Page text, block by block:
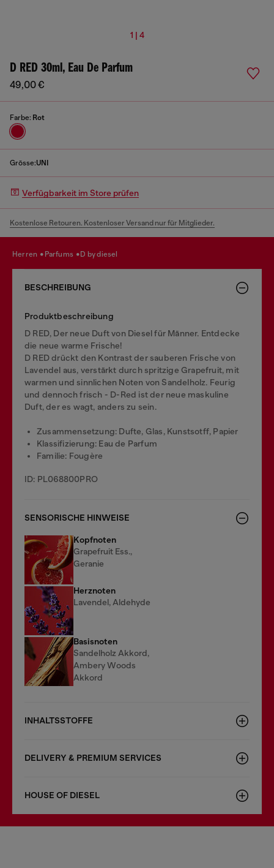
1 | 4
D RED 30ml, Eau De Parfum
49,00 €
Farbe: Rot
Grösse:UNI
Verfügbarkeit im Store prüfen
Kostenlose Retouren. Kostenloser Versand nur für Mitglieder.
herren parfums d by diesel
BESCHREIBUNG
Produktbeschreibung
D RED, Der neue Duft von Diesel für Männer. Entdecke
die neue warme Frische!
D RED drückt den Kontrast der sauberen Frische von
Lavendel aus, verstärkt durch spritzige Grapefruit, mit
warmen und sinnlichen Noten von Sandelholz. Feurig
und dennoch frisch - D-Red ist der neue maskuline
Duft, der es wagt, anders zu sein.
Zusammensetzung: Dufte, Glas, Kunstsotff, Papier
Klassifizierung: Eau de Parfum
Familie: Fougère
ID: PL068800PRO
SENSORISCHE HINWEISE
Kopfnoten
Grapefruit Ess.,
Geranie
Herznoten
Lavendel, Aldehyde
Basisnoten
Sandelholz Akkord,
Ambery Woods
Akkord
INHALTSSTOFFE
DELIVERY & PREMIUM SERVICES
HOUSE OF DIESEL